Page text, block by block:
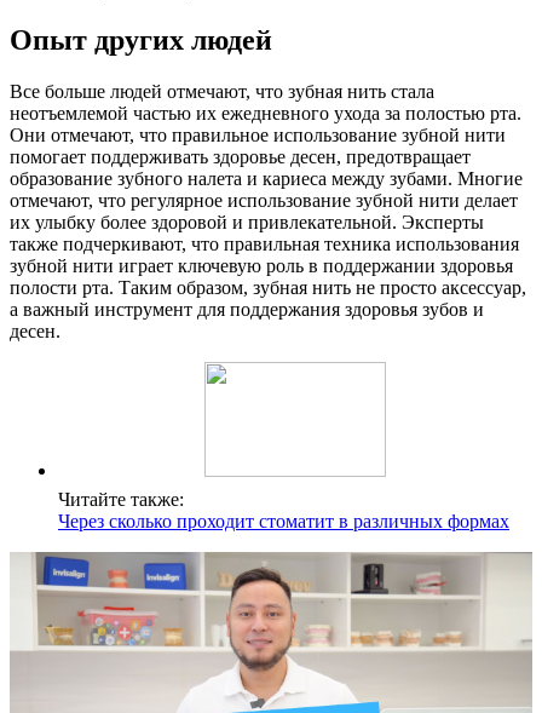
Опыт других людей
Все больше людей отмечают, что зубная нить стала
неотъемлемой частью их ежедневного ухода за полостью рта.
Они отмечают, что правильное использование зубной нити
помогает поддерживать здоровье десен, предотвращает
образование зубного налета и кариеса между зубами. Многие
отмечают, что регулярное использование зубной нити делает
их улыбку более здоровой и привлекательной. Эксперты
также подчеркивают, что правильная техника использования
зубной нити играет ключевую роль в поддержании здоровья
полости рта. Таким образом, зубная нить не просто аксессуар,
а важный инструмент для поддержания здоровья зубов и
десен.
Читайте также:
Через сколько проходит стоматит в различных формах